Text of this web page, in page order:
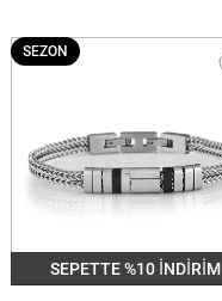
SEPETTE %10 İNDİRİM
SEZON